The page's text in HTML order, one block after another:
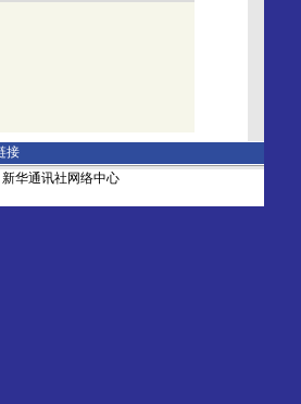
接
华通讯社网络中心